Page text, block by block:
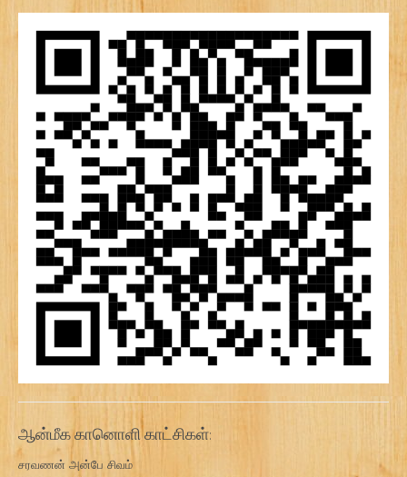
ஆன்மீக கானொளி காட்சிகள்:
சரவணன் அன்பே சிவம்